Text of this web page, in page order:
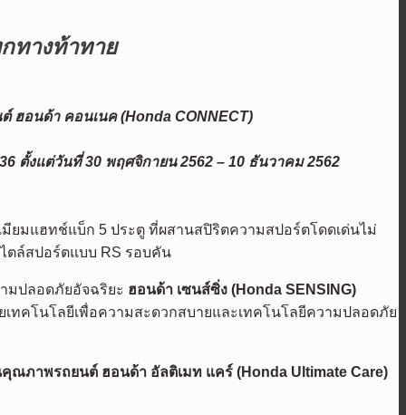
ทางท้าทาย
ฮอนด้า คอนเนค (Honda CONNECT)
ตั้งแต่วันที่30 พฤศจิกายน 2562 – 10 ธันวาคม 2562
ยมแฮทช์แบ็ก 5 ประตู ที่ผสานสปิริตความสปอร์ตโดดเด่นไม่
ตล์สปอร์ตแบบ RS รอบคัน
มปลอดภัยอัจฉริยะ ฮอนด้า เซนส์ซิ่ง (Honda SENSING)
ทคโนโลยีเพื่อความสะดวกสบายและเทคโนโลยีความปลอดภัย
ณภาพรถยนต์ ฮอนด้า อัลติเมท แคร์ (Honda Ultimate Care)